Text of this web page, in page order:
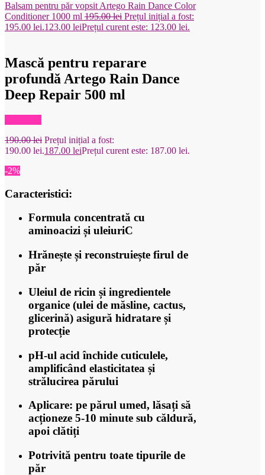
Balsam pentru păr vopsit Artego Rain Dance Color
Conditioner 1000 ml 195.00lei Prețul inițial a fost:
195.00 lei.123.00 leiPrețul curent este: 123.00 lei.
Mască pentru reparare
profundă Artego Rain Dance
Deep Repair 500 ml
190.00lei Prețul inițial a fost:
190.00 lei.187.00 leiPrețul curent este: 187.00 lei.
-2%
Caracteristici:
Formula concentrată cu
aminoacizi și uleiuriC
Hrănește și reconstruiește firul de
păr
Uleiul de ricin și ingredientele
organice (ulei de măsline, cactus,
glicerină) asigură hidratare și
protecție
pH-ul acid închide cuticulele,
amplificând elasticitatea și
strălucirea părului
Aplicare: pe părul umed, lăsați să
acționeze 5-10 minute sub căldură,
apoi clătiți
Potrivită pentru toate tipurile de
păr